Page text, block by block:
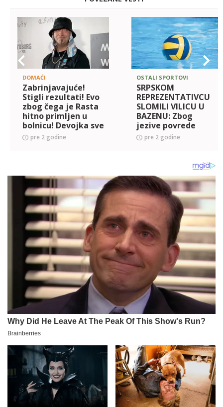
DOMAĆI
Zabrinjavajuće!
Stigli rezultati! Evo
zbog čega je Rasta
hitno primljen u
bolnicu! Devojka sve
vreme uz njega, a
ovo su prognoze!
pre 2 godine
OSTALI SPORTOVI
SRPSKOM
REPREZENTATIVCU
SLOMILI VILICU U
BAZENU: Zbog
jezive povrede
mora na operaciju
pre 2 godine